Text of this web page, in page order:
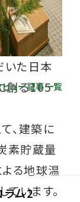
いた日本
創る105
、建築に
素貯蔵量
よる地球温
います。
ュー記事一覧
ラム2